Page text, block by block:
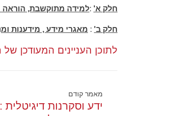
חלק א' :למידה מתוקשבת, הוראה
חלק ב' : מאגרי מידע , מידענות ומ
לתוכן העניינים המעודכן
מאמר קודם
ידע וסקרנות דיגיטלית